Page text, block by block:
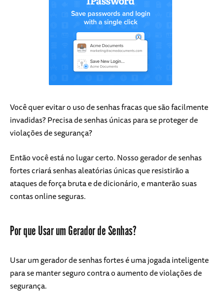
Você quer evitar o uso de senhas fracas que são facilmente
invadidas? Precisa de senhas únicas para se proteger de
violações de segurança?
Então você está no lugar certo. Nosso gerador de senhas
fortes criará senhas aleatórias únicas que resistirão a
ataques de força bruta e de dicionário, e manterão suas
contas online seguras.
Por que Usar um Gerador de Senhas?
Usar um gerador de senhas fortes é uma jogada inteligente
para se manter seguro contra o aumento de violações de
segurança.